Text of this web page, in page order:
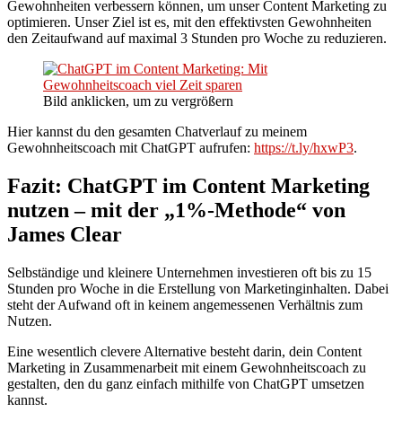
Gewohnheiten verbessern können, um unser Content Marketing zu
optimieren. Unser Ziel ist es, mit den effektivsten Gewohnheiten
den Zeitaufwand auf maximal 3 Stunden pro Woche zu reduzieren.
Bild anklicken, um zu vergrößern
Hier kannst du den gesamten Chatverlauf zu meinem
Gewohnheitscoach mit ChatGPT aufrufen: https://t.ly/hxwP3.
Fazit: ChatGPT im Content Marketing
nutzen – mit der „1%-Methode“ von
James Clear
Selbständige und kleinere Unternehmen investieren oft bis zu 15
Stunden pro Woche in die Erstellung von Marketinginhalten. Dabei
steht der Aufwand oft in keinem angemessenen Verhältnis zum
Nutzen.
Eine wesentlich clevere Alternative besteht darin, dein Content
Marketing in Zusammenarbeit mit einem Gewohnheitscoach zu
gestalten, den du ganz einfach mithilfe von ChatGPT umsetzen
kannst.